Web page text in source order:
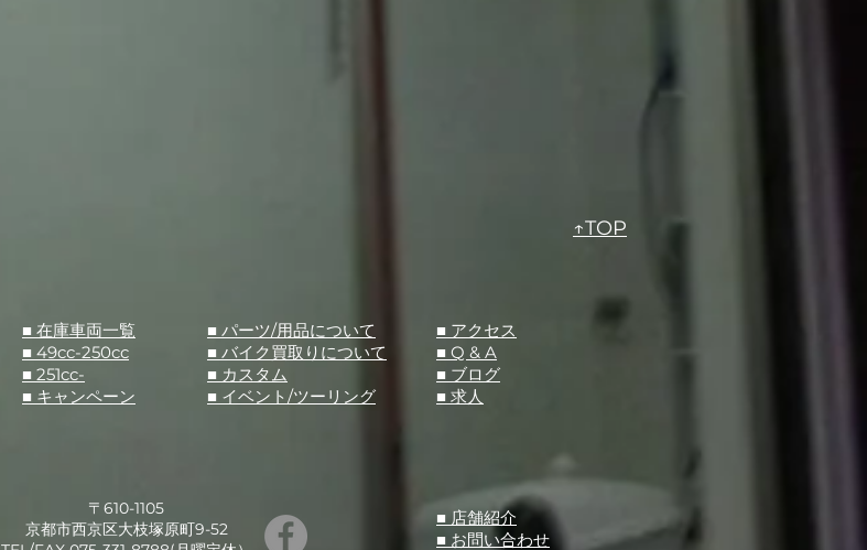
■ 在庫車両一覧
■ 49cc-250cc
■ 251cc-
■ キャンペーン
■ パーツ/用品について
​■ バイク買取りについて
​■ カスタム
​■ イベント/ツーリング
〒610-1105
京都市西京区大枝塚原町9-52
↑TOP
​■ アクセス
■ Q & A
​■ ブログ
​■ 求人
​■ 店舗紹介
■ お問い合わせ